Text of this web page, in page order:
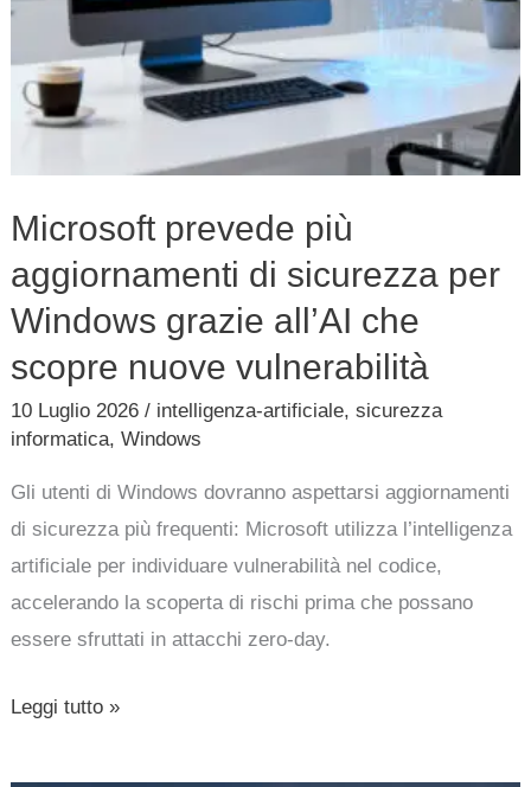
Microsoft prevede più
aggiornamenti di sicurezza per
Windows grazie all’AI che
scopre nuove vulnerabilità
10 Luglio 2026/ intelligenza-artificiale,sicurezza
informatica,Windows
Gli utenti di Windows dovranno aspettarsi aggiornamenti
di sicurezza più frequenti: Microsoft utilizza l’intelligenza
artificiale per individuare vulnerabilità nel codice,
accelerando la scoperta di rischi prima che possano
essere sfruttati in attacchi zero-day.
all’AI
scopre
nuove
Leggi tutto »